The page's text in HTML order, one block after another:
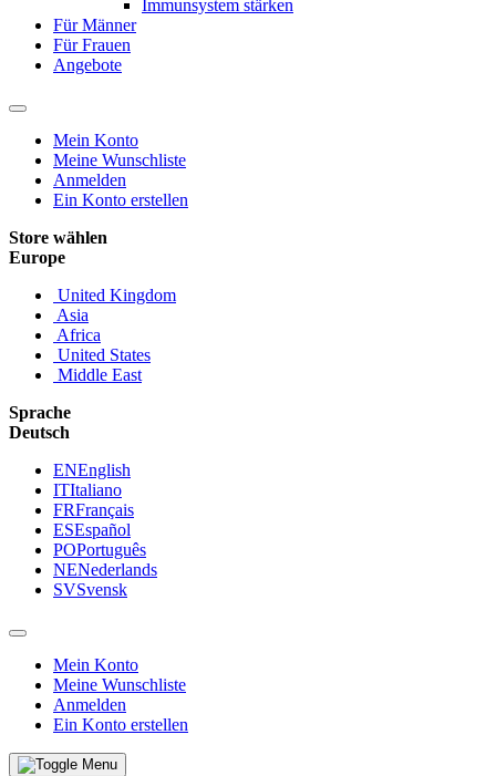
Immunsystem stärken
Für Männer
Für Frauen
Angebote
Mein Konto
Meine Wunschliste
Anmelden
Ein Konto erstellen
Store wählen
Europe
United Kingdom
Asia
Africa
United States
Middle East
Sprache
Deutsch
ENEnglish
ITItaliano
FRFrançais
ESEspañol
POPortuguês
NENederlands
SVSvensk
Mein Konto
Meine Wunschliste
Anmelden
Ein Konto erstellen